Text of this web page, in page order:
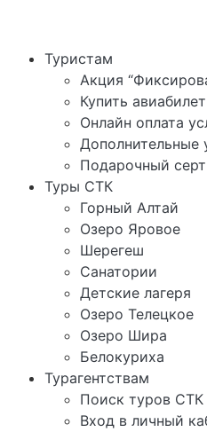
Туристам
Акция
Купить
Онлайн оплата
Дополнительные
Подарочный
Туры СТК
Горный Алтай
Озеро Яровое
Шерегеш
Санатории
Детские лагеря
Озеро Телецкое
Озеро Шира
Белокуриха
Турагентствам
Поиск туров СТК
Вход в личный